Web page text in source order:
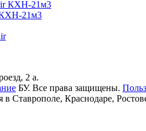
КХН-21м3
2 a.
БУ. Все права защищены.
в Ставрополе, Краснодаре,